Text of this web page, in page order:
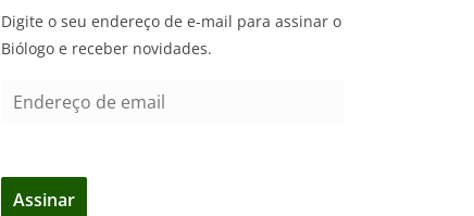
Digite o seu endereço de e-mail para assinar o
Biólogo e receber novidades.
e
Assinar